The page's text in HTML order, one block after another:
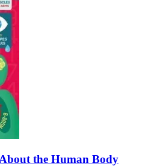
the Human Body